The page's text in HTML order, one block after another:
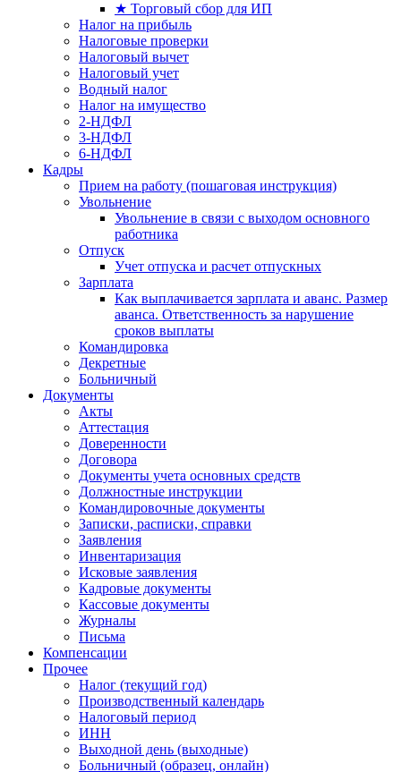
★ Торговый сбор для ИП
Налог на прибыль
Налоговые проверки
Налоговый вычет
Налоговый учет
Водный налог
Налог на имущество
2-НДФЛ
3-НДФЛ
6-НДФЛ
Кадры
Прием на работу (пошаговая инструкция)
Увольнение
Увольнение в связи с выходом основного
работника
Отпуск
Учет отпуска и расчет отпускных
Зарплата
Как выплачивается зарплата и аванс. Размер
аванса. Ответственность за нарушение
сроков выплаты
Командировка
Декретные
Больничный
Документы
Акты
Аттестация
Доверенности
Договора
Документы учета основных средств
Должностные инструкции
Командировочные документы
Записки, расписки, справки
Заявления
Инвентаризация
Исковые заявления
Кадровые документы
Кассовые документы
Журналы
Письма
Компенсации
Прочее
Налог (текущий год)
Производственный календарь
Налоговый период
ИНН
Выходной день (выходные)
Больничный (образец, онлайн)